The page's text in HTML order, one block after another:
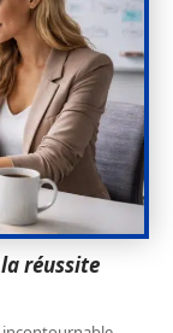
la réussite